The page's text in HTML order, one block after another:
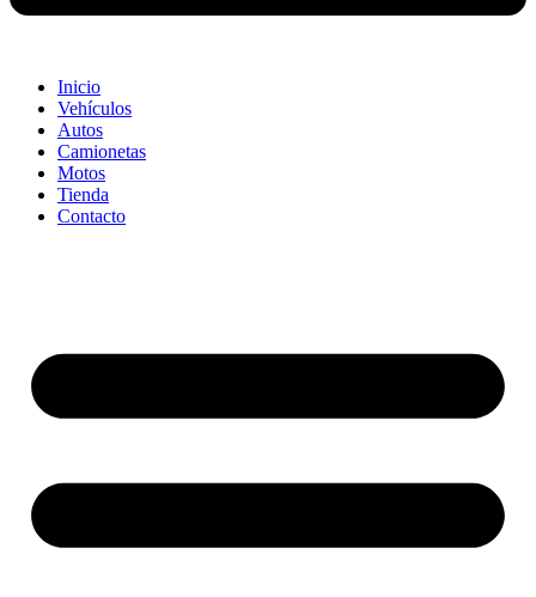
Inicio
Vehículos
Autos
Camionetas
Motos
Tienda
Contacto